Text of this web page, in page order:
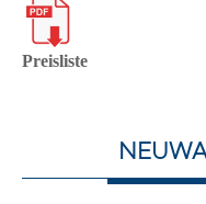
Preisliste